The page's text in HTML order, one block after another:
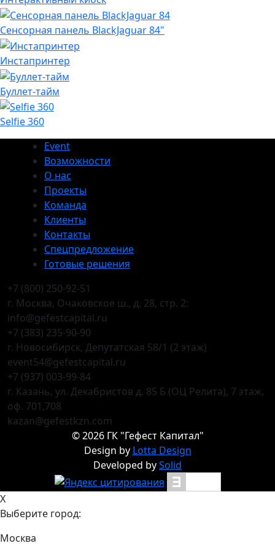
Сенсорная панель BlackJaguar 84"
Инстапринтер
Буллет-тайм
Selfie 360
Event
Возможности
О нас
Проекты
Команда
Клиенты
Контакты
Спецпредложение
Готовые решения
+7 (800) 250-92-51
г. Москва, Очаковское ш., д. 28, стр. 2:
info@gefestcapital.ru
+7 (383) 235-90-90
г. Новосибирск, Депутатская 58/1 (2 этаж)
event54@gefestcapital.ru
+7 (937) 003-99-84
г. Казань, ул. Декабристов д. 85 Б (ОЦ Релита), 7 этаж,
оф. 701,708
kazan@gefestkzn.com
©2026ГК "Гефест Капитал"
Design by Lotta Design
Developed bySolid
X
Выберите город:
Москва